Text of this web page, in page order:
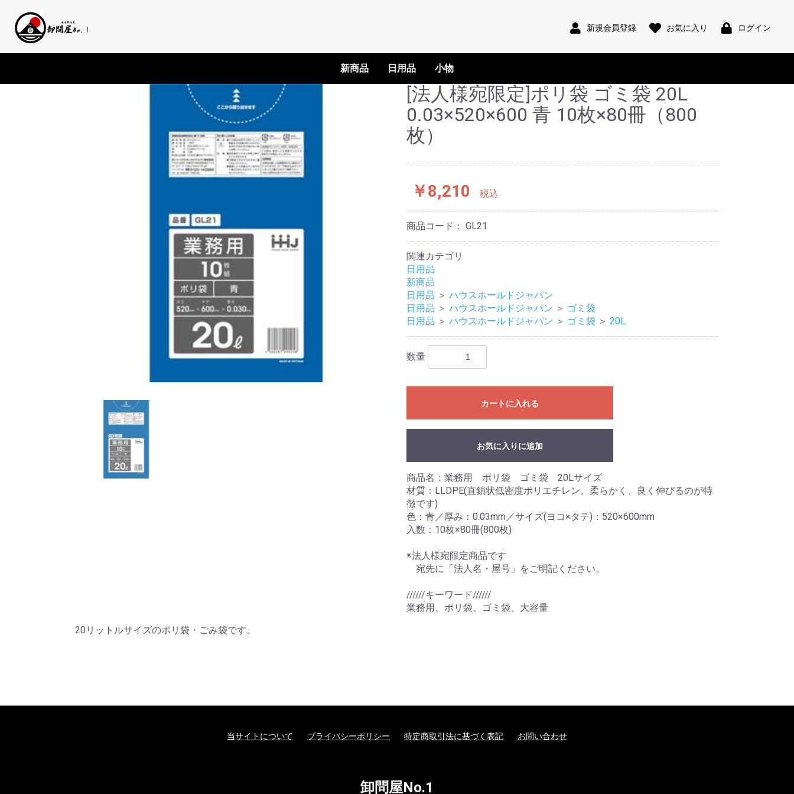
新規会員登録 お気に入り ログイン
新商品 日用品
ハウスホールドジャパ
ゴミ袋 保存袋
規格袋
90L
70L
45L
30L
20L
7L
小物
雑貨
[法人様宛限定]ポリ袋 ゴミ袋 20L
0.03×520×600 青 10枚×80冊（800
枚）
￥8,210 税込
商品コード： GL21
関連カテゴリ
日用品
新商品
日用品 ＞ ハウスホールドジャパン
日用品 ＞ ハウスホールドジャパン ＞ ゴミ袋
日用品 ＞ ハウスホールドジャパン ＞ ゴミ袋 ＞ 20L
数量
カートに入れる
お気に入りに追加
商品名：業務用 ポリ袋 ゴミ袋 20Lサイズ
材質：LLDPE(直鎖状低密度ポリエチレン。柔らかく、良く伸びるのが特
徴です)
色：青／厚み：0.03mm／サイズ(ヨコ×タテ)：520×600mm
入数：10枚×80冊(800枚)
※法人様宛限定商品です
宛先に「法人名・屋号」をご明記ください。
//////キーワード//////
業務用、ポリ袋、ゴミ袋、大容量
20リットルサイズのポリ袋・ごみ袋です。
当サイトについて プライバシーポリシー 特定商取引法に基づく表記 お問い合わせ
卸問屋No.1